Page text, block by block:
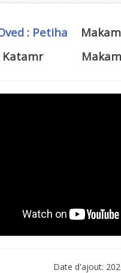
: Petiha
Katamr
Date d'ajout: